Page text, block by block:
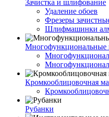
Зачистка и шлифование
Удаление обоев
Фрезеры
Шлифмашинки
Многофункциональные
Кромкооблицовочная
Рубанки